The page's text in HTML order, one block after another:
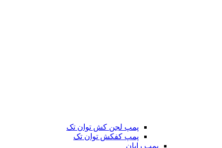
پمپ لجن کش توان تک
پمپ کفکش توان تک
پمپ رایان